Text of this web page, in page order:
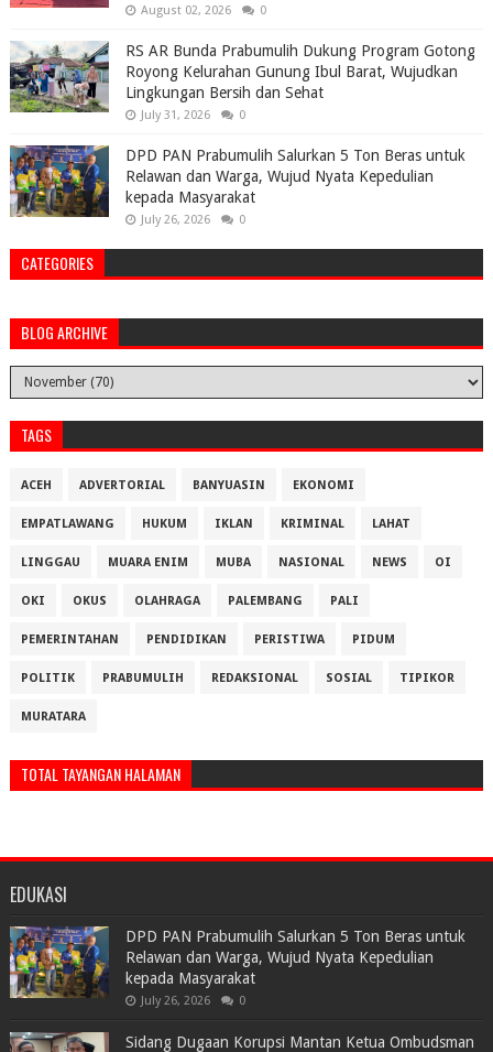
August 02, 2026 0
RS AR Bunda Prabumulih Dukung Program Gotong
Royong Kelurahan Gunung Ibul Barat, Wujudkan
Lingkungan Bersih dan Sehat
July 31, 2026 0
DPD PAN Prabumulih Salurkan 5 Ton Beras untuk
Relawan dan Warga, Wujud Nyata Kepedulian
kepada Masyarakat
July 26, 2026 0
CATEGORIES
BLOG ARCHIVE
TAGS
ACEH ADVERTORIAL BANYUASIN EKONOMI
EMPATLAWANG HUKUM IKLAN KRIMINAL LAHAT
LINGGAU MUARA ENIM MUBA NASIONAL NEWS OI
OKI OKUS OLAHRAGA PALEMBANG PALI
PEMERINTAHAN PENDIDIKAN PERISTIWA PIDUM
POLITIK PRABUMULIH REDAKSIONAL SOSIAL TIPIKOR
MURATARA
TOTAL TAYANGAN HALAMAN
EDUKASI
DPD PAN Prabumulih Salurkan 5 Ton Beras untuk
Relawan dan Warga, Wujud Nyata Kepedulian
kepada Masyarakat
July 26, 2026 0
Sidang Dugaan Korupsi Mantan Ketua Ombudsman